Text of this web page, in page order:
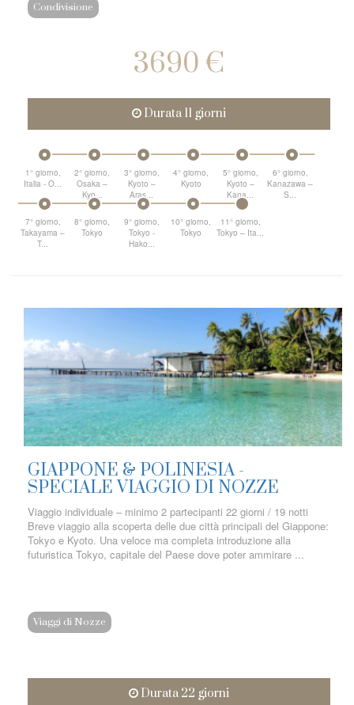
Condivisione
3690 €
Durata 11 giorni
1° giorno,
Italia - O...
2° giorno,
Osaka –
Kyo...
3° giorno,
Kyoto –
Aras...
4° giorno,
Kyoto
5° giorno,
Kyoto –
Kana...
6° giorno,
Kanazawa –
S...
7° giorno,
Takayama –
T...
8° giorno,
Tokyo
9° giorno,
Tokyo -
Hako...
10° giorno,
Tokyo
11° giorno,
Tokyo – Ita...
GIAPPONE & POLINESIA -
SPECIALE VIAGGIO DI NOZZE
Viaggio individuale – minimo 2 partecipanti 22 giorni / 19 notti
Breve viaggio alla scoperta delle due città principali del Giappone:
Tokyo e Kyoto. Una veloce ma completa introduzione alla
futuristica Tokyo, capitale del Paese dove poter ammirare ...
Viaggi di Nozze
Durata 22 giorni